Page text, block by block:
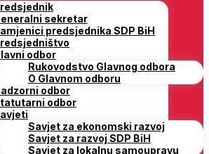
sekretar
predsjednika SDP BiH
odbor
Rukovodstvo Glavnog odbora
O Glavnom odboru
odbor
odbor
Savjet za ekonomski razvoj
Savjet za razvoj SDP BiH
Savjet za lokalnu samoupravu